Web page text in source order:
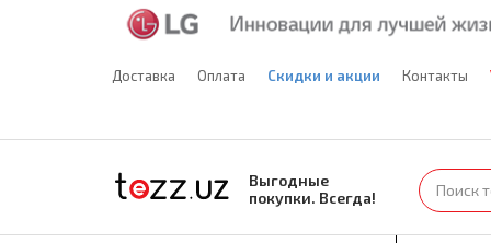
Доставка Оплата Скидки и акции Контакты
Выгодные
покупки. Всегда!